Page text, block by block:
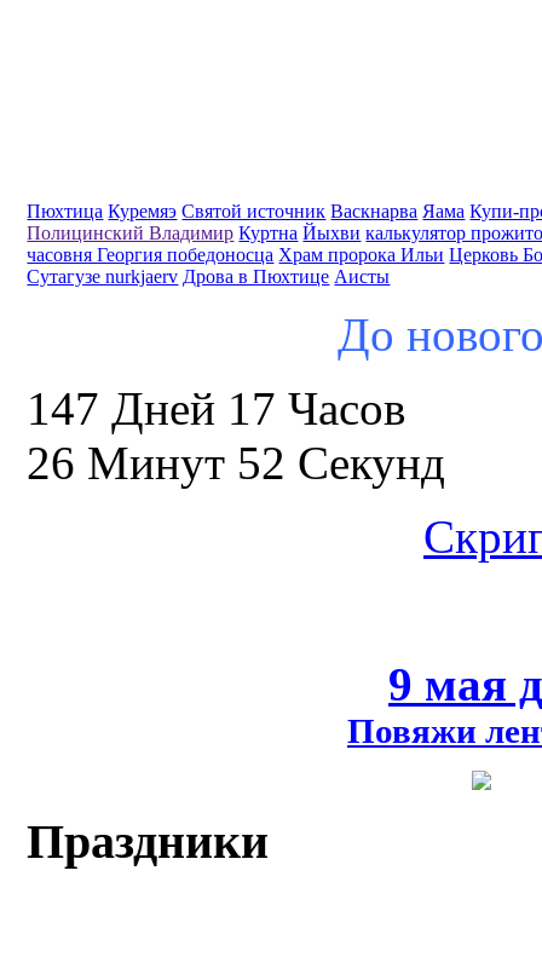
Пюхтица Куремяэ Святой источник Васкнарва Яама Купи-
Полицинский Владимир Куртна Йыхви калькулятор
часовня Георгия победоносца Храм пророка Ильи Церковь
Сутагузе nurkjaerv Дрова в Пюхтице Аисты
До
147 Дней 17 Часов
26 Минут 52 Секунд
9 мая
Повяжи
Праздники